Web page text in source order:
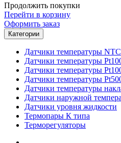
Продолжить покупки
Перейти в корзину
Оформить заказ
Категории
Датчики температуры NTC
Датчики температуры
Датчики температуры
Датчики температуры
Датчики температуры
Датчики наружной
Датчики уровня жидкости
Термопары К типа
Терморегуляторы